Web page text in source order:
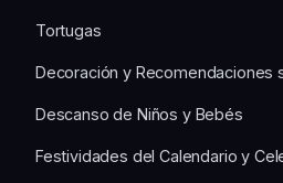
Tortugas
Decoración y Recomendaciones
Descanso de Niños y Bebés
Festividades del Calendario y